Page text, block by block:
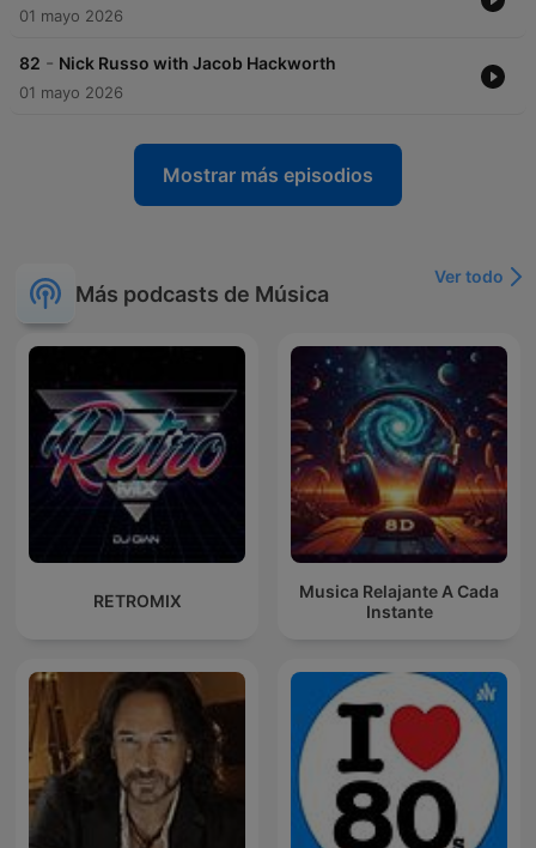
01 mayo 2026
82 - Nick Russo with Jacob Hackworth
01 mayo 2026
Mostrar más episodios
Más podcasts de Música
Ver todo
RETROMIX
Musica Relajante A Cada
Instante